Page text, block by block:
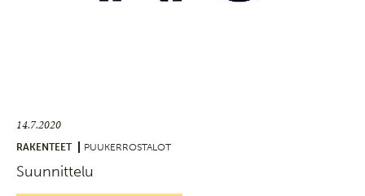
14.7.2020
RAKENTEET PUUKERROSTALOT
Suunnittelu